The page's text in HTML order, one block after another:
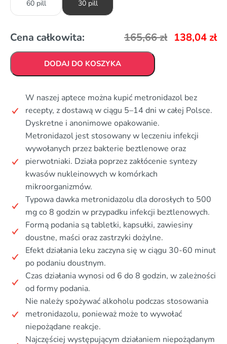
60 pill 30 pill
Cena całkowita: 165,66zł 138,04 zł
DODAJ DO KOSZYKA
W naszej aptece można kupić metronidazol bez
recepty, z dostawą w ciągu 5–14 dni w całej Polsce.
Dyskretne i anonimowe opakowanie.
Metronidazol jest stosowany w leczeniu infekcji
wywołanych przez bakterie beztlenowe oraz
pierwotniaki. Działa poprzez zakłócenie syntezy
kwasów nukleinowych w komórkach
mikroorganizmów.
Typowa dawka metronidazolu dla dorosłych to 500
mg co 8 godzin w przypadku infekcji beztlenowych.
Formą podania są tabletki, kapsułki, zawiesiny
doustne, maści oraz zastrzyki dożylne.
Efekt działania leku zaczyna się w ciągu 30-60 minut
po podaniu doustnym.
Czas działania wynosi od 6 do 8 godzin, w zależności
od formy podania.
Nie należy spożywać alkoholu podczas stosowania
metronidazolu, ponieważ może to wywołać
niepożądane reakcje.
Najczęściej występującym działaniem niepożądanym